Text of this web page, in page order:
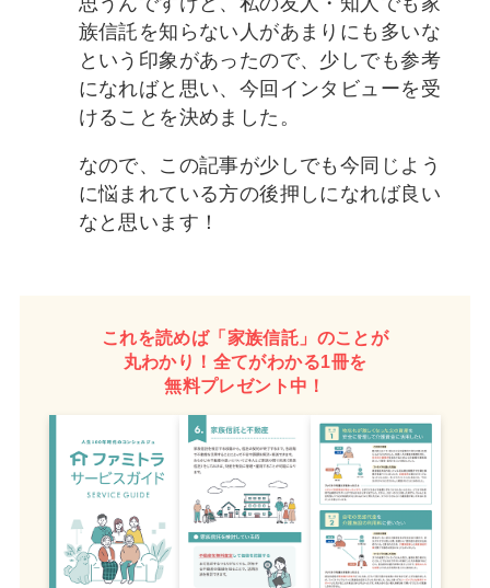
族信託を知らない人があまりにも多いな
という印象があったので、少しでも参考
になればと思い、今回インタビューを受
けることを決めました。
なので、この記事が少しでも今同じよう
に悩まれている方の後押しになれば良い
なと思います！
これを読めば「家族信託」のことが
丸わかり！全てがわかる1冊を
無料プレゼント中！